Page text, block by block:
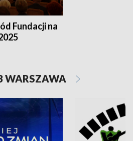
Fundacji na
WARSZAWA